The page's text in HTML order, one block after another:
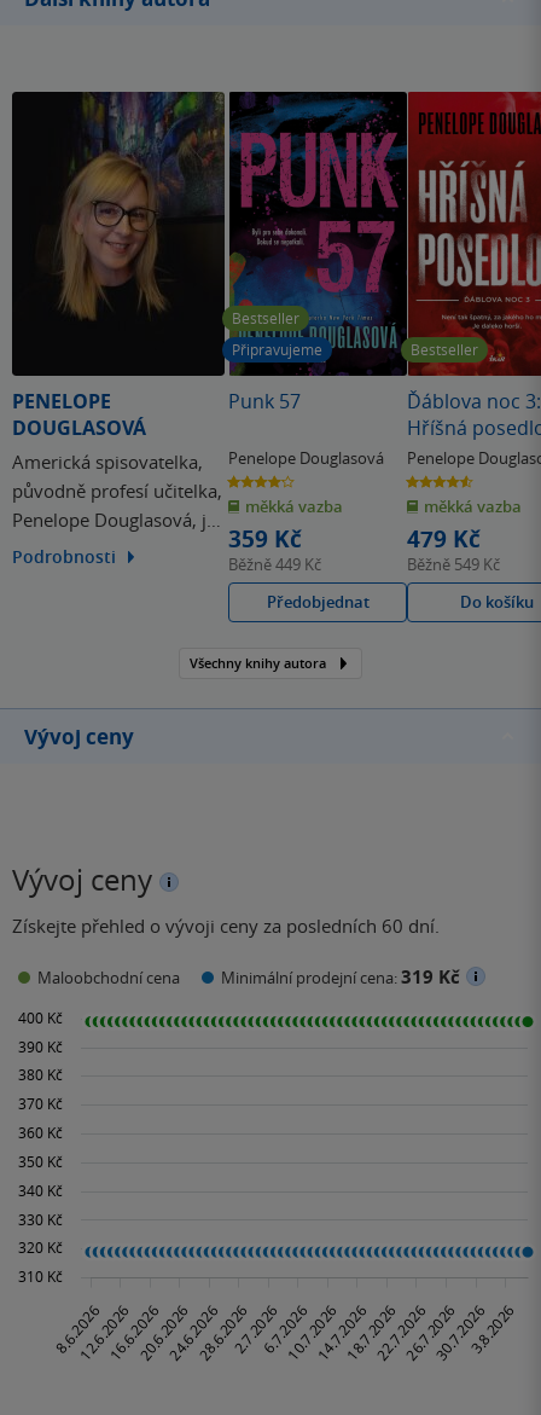
nakonec Cole co všechno pro něj otec celý život dělal a
PENELOPE
DOUGLASOVÁ
Americká spisovatelka,
původně profesí učitelka,
Penelope Douglasová, je
autorkou řady erotických
a USA Today bestsellery a
jazyků. Patří mezi ně i…
Podrobnosti
Bestseller
Připravujeme
Punk 57
Penelope Douglasová
4.2
z
5
hvězdiček
měkká vazba
359 Kč
Běžně449 Kč
Předobjednat
Bestseller
Ďáblova noc 3:
Hříšná
Penelope
4.6
z
5
hvězdiček
měkká vazba
479 Kč
Běžně 549 Kč
Do košíku
Všechny knihy autora
Vývoj ceny
Vývoj ceny
Získejte přehled o vývoji ceny za posledních 60 dní.
Maloobchodní cena Minimální prodejní cena:319 Kč